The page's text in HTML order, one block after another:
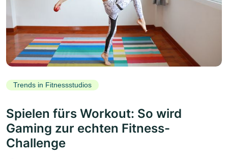
Trends in Fitnessstudios
Spielen fürs Workout: So wird
Gaming zur echten Fitness-
Challenge